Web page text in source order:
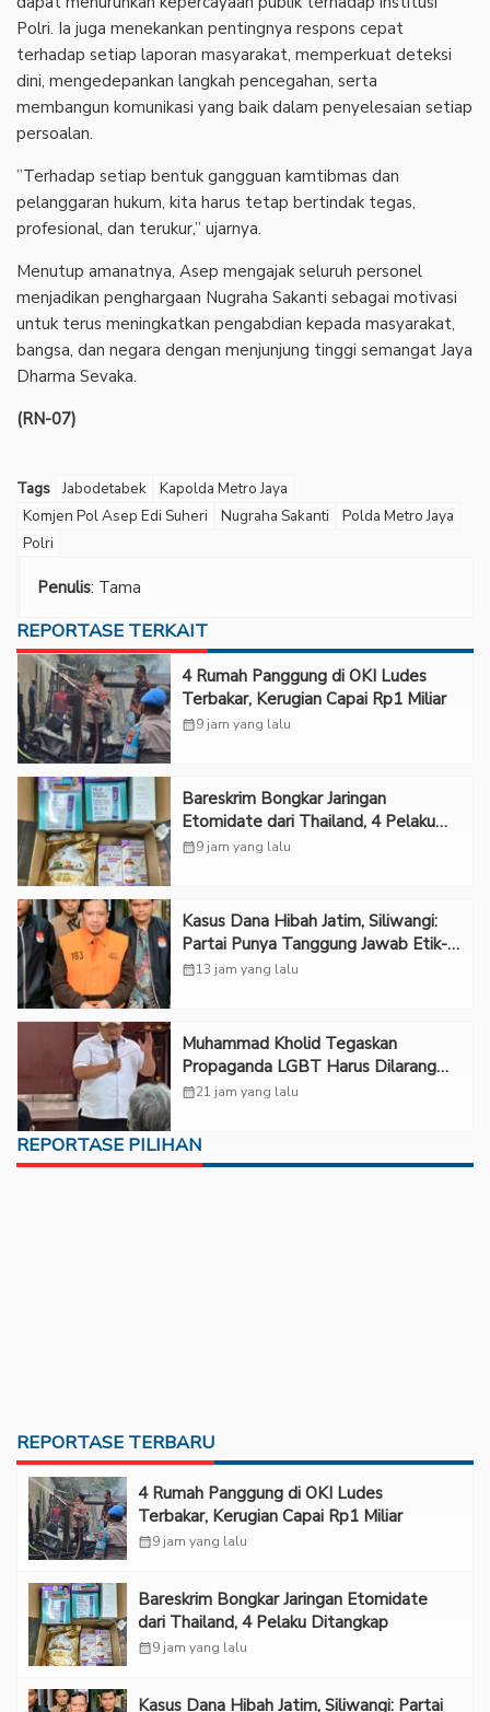
Polri. Ia juga menekankan pentingnya respons cepat
terhadap setiap laporan masyarakat, memperkuat deteksi
dini, mengedepankan langkah pencegahan, serta
membangun komunikasi yang baik dalam penyelesaian setiap
persoalan.
‎”Terhadap setiap bentuk gangguan kamtibmas dan
pelanggaran hukum, kita harus tetap bertindak tegas,
profesional, dan terukur,” ujarnya.
‎Menutup amanatnya, Asep mengajak seluruh personel
menjadikan penghargaan Nugraha Sakanti sebagai motivasi
untuk terus meningkatkan pengabdian kepada masyarakat,
bangsa, dan negara dengan menjunjung tinggi semangat Jaya
Dharma Sevaka.
(RN-07)
Tags Jabodetabek
Kapolda Metro Jaya
Komjen Pol Asep Edi Suheri
Nugraha Sakanti
Polda Metro Jaya
Polri
Penulis: Tama
REPORTASE TERKAIT
‎4 Rumah Panggung di OKI Ludes
Terbakar, Kerugian Capai Rp1 Miliar
calendar_month9 jam yang lalu
Bareskrim Bongkar Jaringan
Etomidate dari Thailand, 4 Pelaku
Ditangkap
calendar_month9 jam yang lalu
Kasus Dana Hibah Jatim, Siliwangi:
Partai Punya Tanggung Jawab Etik-
Politik
calendar_month13 jam yang lalu
Muhammad Kholid Tegaskan
Propaganda LGBT Harus Dilarang
dan Minta Negara Melindungi Korban
calendar_month21 jam yang lalu
REPORTASE PILIHAN
REPORTASE TERBARU
‎4 Rumah Panggung di OKI Ludes
Terbakar, Kerugian Capai Rp1 Miliar
calendar_month9 jam yang lalu
Bareskrim Bongkar Jaringan Etomidate
dari Thailand, 4 Pelaku Ditangkap
calendar_month9 jam yang lalu
Kasus Dana Hibah Jatim, Siliwangi: Partai